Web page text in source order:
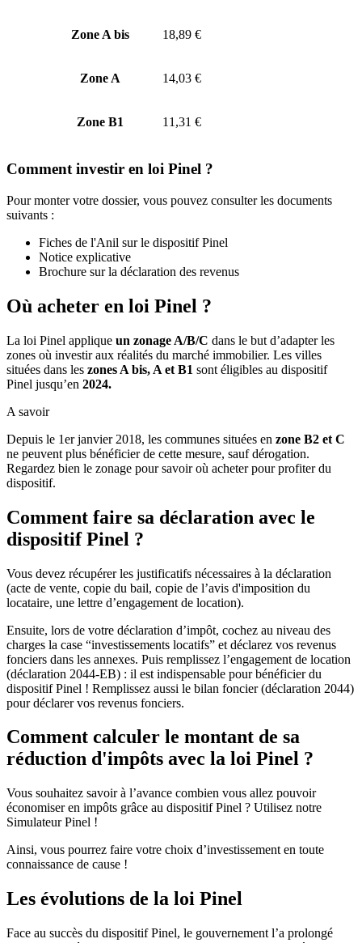
Zone A bis 18,89 €
Zone A 14,03 €
Zone B1 11,31 €
Comment investir en loi Pinel ?
Pour monter votre dossier, vous pouvez consulter les documents
suivants :
Fiches de l'Anil sur le dispositif Pinel
Notice explicative
Brochure sur la déclaration des revenus
Où acheter en loi Pinel ?
La loi Pinel applique un zonage A/B/C dans le but d’adapter les
zones où investir aux réalités du marché immobilier. Les villes
situées dans les zones A bis, A et B1 sont éligibles au dispositif
Pinel jusqu’en 2024.
A savoir
Depuis le 1er janvier 2018, les communes situées en zone B2 et C
ne peuvent plus bénéficier de cette mesure, sauf dérogation.
Regardez bien le zonage pour savoir où acheter pour profiter du
dispositif.
Comment faire sa déclaration avec le
dispositif Pinel ?
Vous devez récupérer les justificatifs nécessaires à la déclaration
(acte de vente, copie du bail, copie de l’avis d'imposition du
locataire, une lettre d’engagement de location).
Ensuite, lors de votre déclaration d’impôt, cochez au niveau des
charges la case “investissements locatifs” et déclarez vos revenus
fonciers dans les annexes. Puis remplissez l’engagement de location
(déclaration 2044-EB) : il est indispensable pour bénéficier du
dispositif Pinel ! Remplissez aussi le bilan foncier (déclaration 2044)
pour déclarer vos revenus fonciers.
Comment calculer le montant de sa
réduction d'impôts avec la loi Pinel ?
Vous souhaitez savoir à l’avance combien vous allez pouvoir
économiser en impôts grâce au dispositif Pinel ? Utilisez notre
Simulateur Pinel !
Ainsi, vous pourrez faire votre choix d’investissement en toute
connaissance de cause !
Les évolutions de la loi Pinel
Face au succès du dispositif Pinel, le gouvernement l’a prolongé